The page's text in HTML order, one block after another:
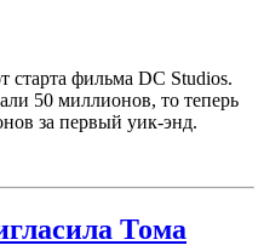
старта фильма DC Studios.
50 миллионов, то теперь
за первый уик-энд.
Тома